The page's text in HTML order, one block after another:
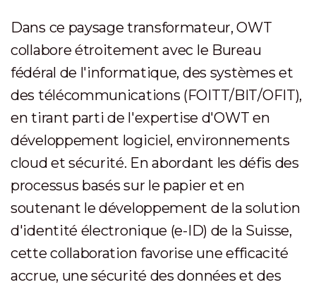
Dans ce paysage transformateur, OWT
collabore étroitement avec le Bureau
fédéral de l'informatique, des systèmes et
des télécommunications (FOITT/BIT/OFIT),
en tirant parti de l'expertise d'OWT en
développement logiciel, environnements
cloud et sécurité. En abordant les défis des
processus basés sur le papier et en
soutenant le développement de la solution
d'identité électronique (e-ID) de la Suisse,
cette collaboration favorise une efficacité
accrue, une sécurité des données et des